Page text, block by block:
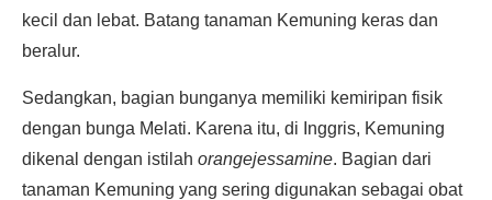
kecil dan lebat. Batang tanaman Kemuning keras dan
beralur.
Sedangkan, bagian bunganya memiliki kemiripan fisik
dengan bunga Melati. Karena itu, di Inggris, Kemuning
dikenal dengan istilah orangejessamine. Bagian dari
tanaman Kemuning yang sering digunakan sebagai obat